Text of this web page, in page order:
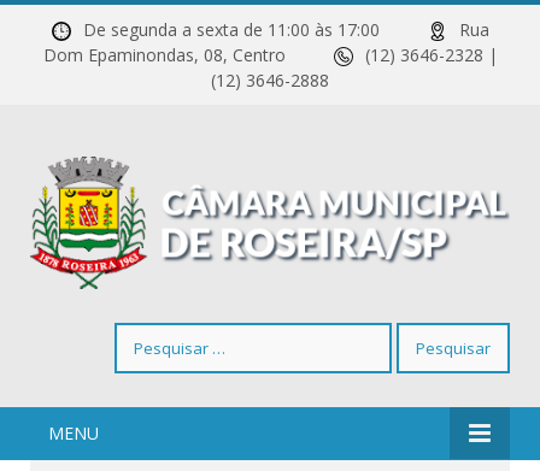
De segunda a sexta de 11:00 às 17:00
Rua
Dom Epaminondas, 08, Centro
(12) 3646-2328 |
(12) 3646-2888
por:
MENU